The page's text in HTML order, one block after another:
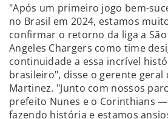
"Após um primeiro jogo bem-
no Brasil em 2024, estamos
confirmar o retorno da liga a
Angeles Chargers como time
continuidade a essa incrível
brasileiro", disse o gerente geral
Martinez. "Junto com nossos
prefeito Nunes e o Corinthians
fazendo história e estamos